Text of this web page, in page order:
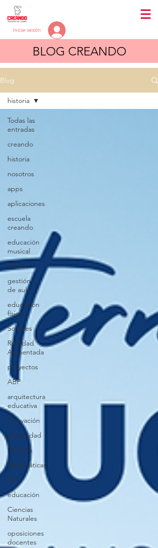
Iniciar sesión
BLOG CREANDO
Blog
Todas las
entradas
creando
historia
nosotros
apps
aplicaciones
escuela
creando
educación
musical
valores
gestión
de aula
educación
física
Sociales
Realidad
Aumentada
proyectos
ABP
arquitectura
educativa
innovación
creatividad
Primaria
Matemáticas
TIC
educación
Ciencias
Naturales
oposiciones
docentes
historia